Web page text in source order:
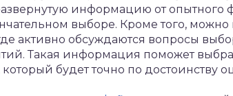
информацию от опытного
выборе. Кроме того, можно
активно обсуждаются вопросы
Такая информация поможет
будет точно по достоинству